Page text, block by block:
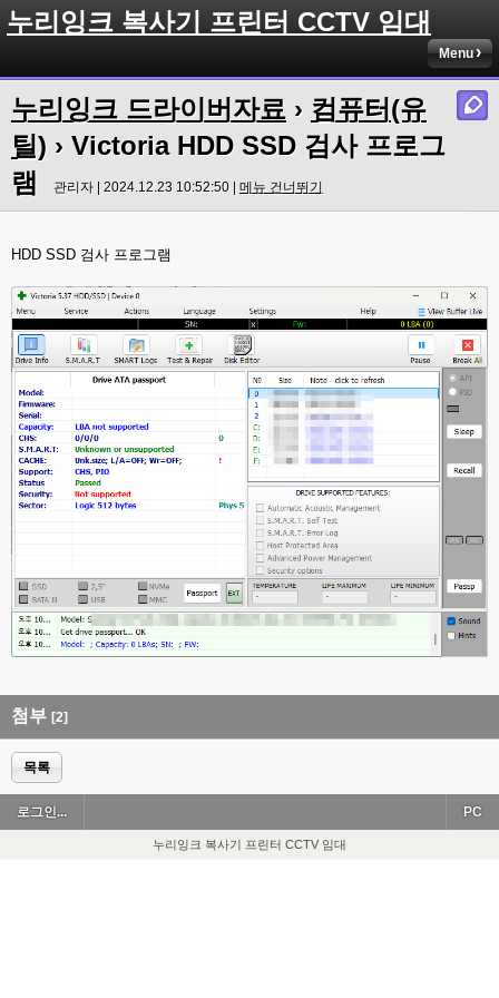
누리잉크 복사기 프린터 CCTV 임대
Menu
누리잉크 드라이버자료 › 컴퓨터(유
틸) › Victoria HDD SSD 검사 프로그
램
관리자 | 2024.12.23 10:52:50 | 메뉴 건너뛰기
HDD SSD 검사 프로그램
첨부 [2]
목록
로그인... PC
누리잉크 복사기 프린터 CCTV 임대